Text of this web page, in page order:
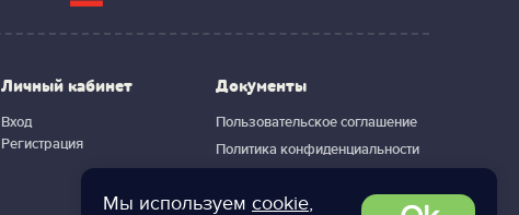
Мы используем cookie,
Личный кабинет
Вход
Регистрация
Документы
Пользовательское соглашение
Политика конфиденциальности